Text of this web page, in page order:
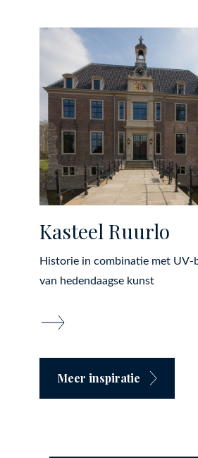
Kasteel Ruurlo
Historie in combinatie met UV-
van hedendaagse kunst
Meer inspiratie